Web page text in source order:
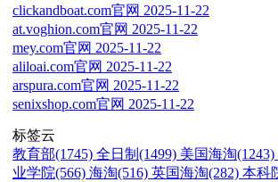
clickandboat.com官网 2025-11-22
at.voghion.com官网 2025-11-22
mey.com官网 2025-11-22
aliloai.com官网 2025-11-22
arspura.com官网 2025-11-22
senixshop.com官网 2025-11-22
标签云
教育部(1745) 全日制(1499) 美国海淘(1243)
业学院(566) 海淘(516) 英国海淘(282) 本科